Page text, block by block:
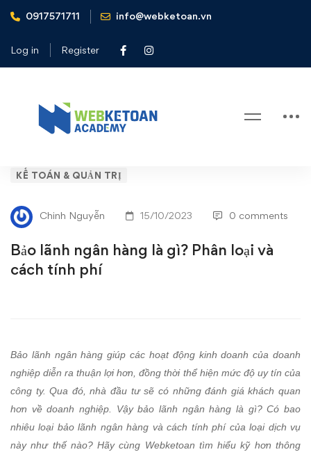
0917571711 info@webketoan.vn
Log in Register
Home
Kế toán & Quản trị
Bảo
lãnh
ngân
hàng
Phân
loại
và
KẾ TOÁN & QUẢN TRỊ
Chinh Nguyễn 15/10/2023 0 comments
Bảo lãnh ngân hàng là gì? Phân loại và
cách tính phí
Bảo lãnh ngân hàng giúp các hoạt động kinh doanh của doanh
nghiệp diễn ra thuận lợi hơn, đồng thời thể hiện mức độ uy tín của
công ty. Qua đó, nhà đầu tư sẽ có những đánh giá khách quan
hơn về doanh nghiệp. Vậy bảo lãnh ngân hàng là gì? Có bao
nhiêu loại bảo lãnh ngân hàng và cách tính phí của loại dịch vụ
này như thế nào? Hãy cùng Webketoan tìm hiểu kỹ hơn thông